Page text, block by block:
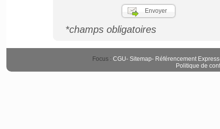
*champs obligatoires
Focus : CGU- Sitemap- Référencement Express
Politique de